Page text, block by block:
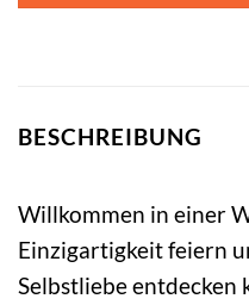
BESCHREIBUNG
Willkommen in einer
Einzigartigkeit feiern
Selbstliebe entdecken